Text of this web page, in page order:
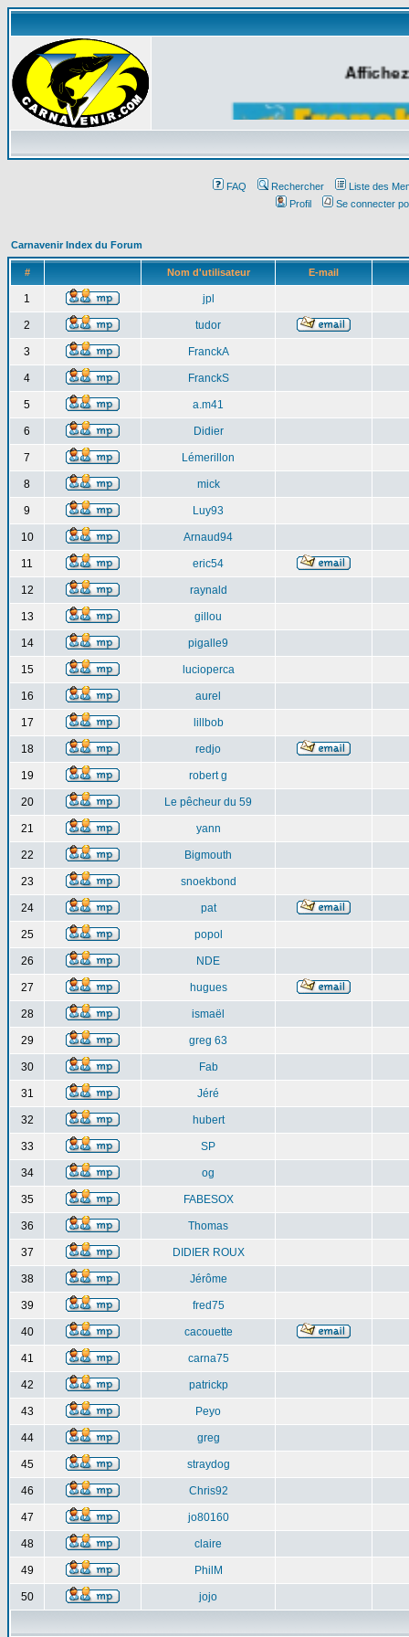
FAQ Rechercher
Liste des
Profil
Se connecter
Carnavenir Index du Forum
# Nom d'utilisateur E-mail
1 jpl
2 tudor
3 FranckA
4 FranckS
5 a.m41
6 Didier
7 Lémerillon
8 mick
9 Luy93
10 Arnaud94
11 eric54
12 raynald
13 gillou
14 pigalle9
15 lucioperca
16 aurel
17 lillbob
18 redjo
19 robert g
20 Le pêcheur du 59
21 yann
22 Bigmouth
23 snoekbond
24 pat
25 popol
26 NDE
27 hugues
28 ismaël
29 greg 63
30 Fab
31 Jéré
32 hubert
33 SP
34 og
35 FABESOX
36 Thomas
37 DIDIER ROUX
38 Jérôme
39 fred75
40 cacouette
41 carna75
42 patrickp
43 Peyo
44 greg
45 straydog
46 Chris92
47 jo80160
48 claire
49 PhilM
50 jojo